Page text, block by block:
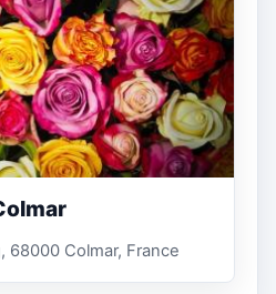
68000 Colmar, France